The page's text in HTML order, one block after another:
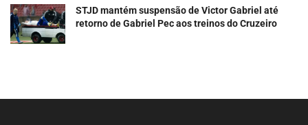
STJD mantém suspensão de Victor Gabriel até
retorno de Gabriel Pec aos treinos do Cruzeiro